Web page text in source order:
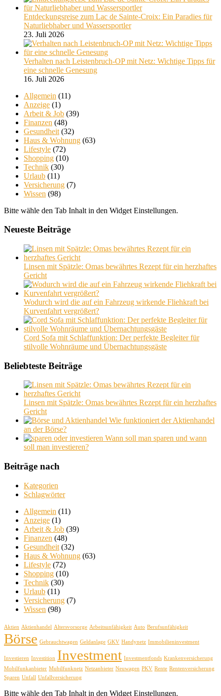
Entdeckungsreise zum Lac de Sainte-Croix: Ein Paradies für
Naturliebhaber und Wassersportler
23. Juli 2026
Verhalten nach Leistenbruch-OP mit Netz: Wichtige Tipps für
eine schnelle Genesung
16. Juli 2026
Allgemein (11)
Anzeige (1)
Arbeit & Job (39)
Finanzen (48)
Gesundheit (32)
Haus & Wohnung (63)
Lifestyle (72)
Shopping (10)
Technik (30)
Urlaub (11)
Versicherung (7)
Wissen (98)
Bitte wähle den Tab Inhalt in den Widget Einstellungen.
Neueste Beiträge
Linsen mit Spätzle: Omas bewährtes Rezept für ein herzhaftes
Gericht
Wodurch wird die auf ein Fahrzeug wirkende Fliehkraft bei
Kurvenfahrt vergrößert?
Cord Sofa mit Schlaffunktion: Der perfekte Begleiter für
stilvolle Wohnräume und Übernachtungsgäste
Beliebteste Beiträge
Linsen mit Spätzle: Omas bewährtes Rezept für ein herzhaftes
Gericht
Wie funktioniert der Aktienhandel
an der Börse?
Wann soll man sparen und wann
soll man investieren?
Beiträge nach
Kategorien
Schlagwörter
Allgemein (11)
Anzeige (1)
Arbeit & Job (39)
Finanzen (48)
Gesundheit (32)
Haus & Wohnung (63)
Lifestyle (72)
Shopping (10)
Technik (30)
Urlaub (11)
Versicherung (7)
Wissen (98)
Aktien Aktienhandel Altersvorsorge Arbeitsunfähigkeit Auto Berufsunfähigkeit
Börse Gebrauchtwagen Geldanlage GKV Handynetz Immobilieninvestment
Investieren Investition Investment Investmentfonds Krankenversicherung
Mobilfunkanbieter Mubilfunknetz Netzanbieter Neuwagen PKV Rente Rentenversicherung
Sparen Unfall Unfallversicherung
Bitte wähle den Tab Inhalt in den Widget Einstellungen.